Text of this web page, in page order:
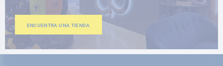
ENCUENTRA UNA TIENDA